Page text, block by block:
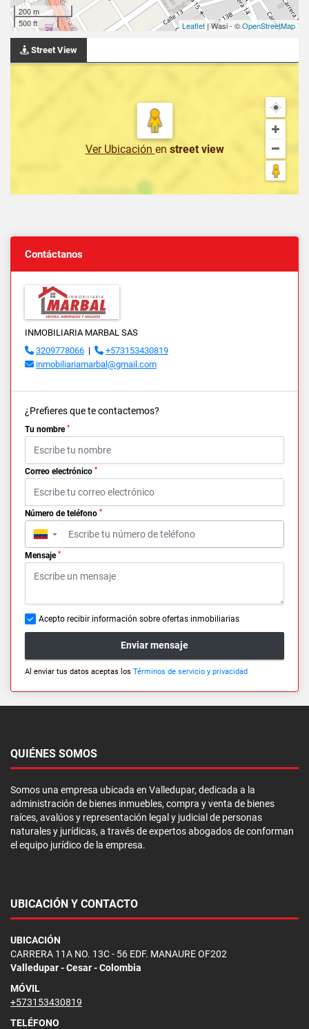
200 m
500 ft
Leaflet | Wasi - ©OpenStreetMap
Street View
Ver Ubicación en street view
Contáctanos
INMOBILIARIA MARBAL SAS
3209778066 |
+573153430819
inmobiliariamarbal@gmail.com
¿Prefieres que te contactemos?
Tu nombre *
Correo electrónico *
Número de teléfono *
▼
Mensaje *
Acepto recibir información sobre ofertas inmobiliarias
Enviar mensaje
Al enviar tus datos aceptas los Términos de servicio y privacidad
QUIÉNES SOMOS
Somos una empresa ubicada en Valledupar, dedicada a la
administración de bienes inmuebles, compra y venta de bienes
raíces, avalúos y representación legal y judicial de personas
naturales y jurídicas, a través de expertos abogados de conforman
el equipo jurídico de la empresa.
UBICACIÓN Y CONTACTO
UBICACIÓN
CARRERA 11A NO. 13C - 56 EDF. MANAURE OF202
Valledupar - Cesar - Colombia
MÓVIL
+573153430819
TELÉFONO